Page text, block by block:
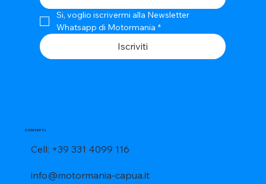
CONTATTI
Cell: +39 331 4099 116
info@motormania-capua.it
Si, voglio iscrivermi alla Newsletter
Whatsapp di Motormania *
Iscriviti